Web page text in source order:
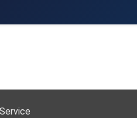
Service